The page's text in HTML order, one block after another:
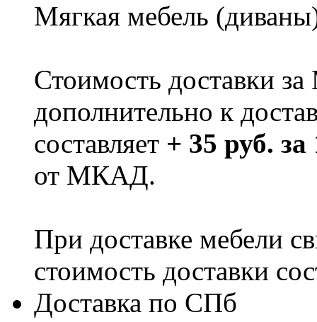
Мягкая мебель
Стоимость доставки
дополнительно к
составляет + 35 руб.
от МКАД.
При доставке мебели
стоимость доставки
Доставка по СПб